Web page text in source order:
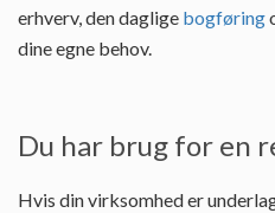
erhverv, den daglige bogføring
dine egne behov.
Du har brug for en
Hvis din virksomhed er